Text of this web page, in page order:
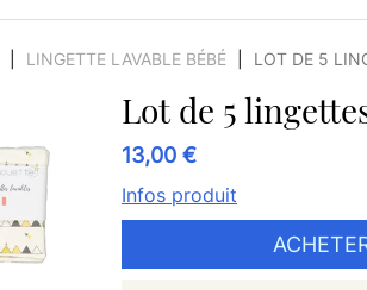
LINGETTE LAVABLE BÉBÉ LOT DE 5
Lot de 5
13,00 €
Infos produit